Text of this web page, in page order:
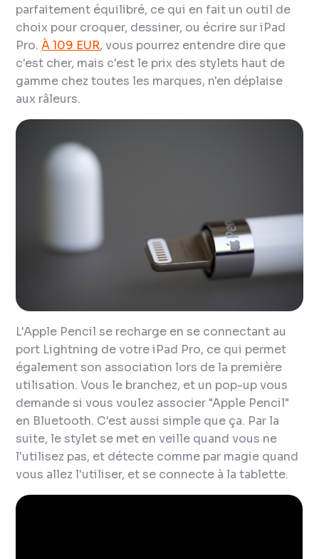
parfaitement équilibré, ce qui en fait un outil de
choix pour croquer, dessiner, ou écrire sur iPad
Pro.À 109 EUR, vous pourrez entendre dire que
c'est cher, mais c'est le prix des stylets haut de
gamme chez toutes les marques, n'en déplaise
aux râleurs.
L'Apple Pencil se recharge en se connectant au
port Lightning de votre iPad Pro, ce qui permet
également son association lors de la première
utilisation. Vous le branchez, et un pop-up vous
demande si vous voulez associer "Apple Pencil"
en Bluetooth. C'est aussi simple que ça. Par la
suite, le stylet se met en veille quand vous ne
l'utilisez pas, et détecte comme par magie quand
vous allez l'utiliser, et se connecte à la tablette.